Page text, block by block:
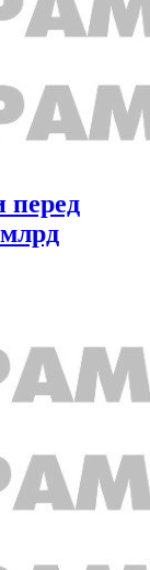
перед